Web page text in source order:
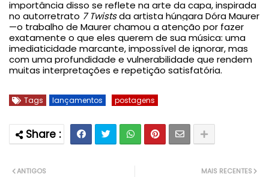
importância disso se reflete na arte da capa, inspirada
no autorretrato 7 Twistsda artista húngara Dóra Maurer
—o trabalho de Maurer chamou a atenção por fazer
exatamente o que eles querem de sua música: uma
imediaticidade marcante, impossível de ignorar, mas
com uma profundidade e vulnerabilidade que rendem
muitas interpretações e repetição satisfatória.
Tags lançamentos postagens
MAIS RECENTES
ANTIGOS